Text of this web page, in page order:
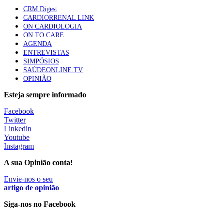
Quase quatro em cada dez doentes com enfarte
apresentavam níveis elevados de Lp(a), revela estudo
88 visualizações
Trodelvy aprovado para primeira linha no cancro da
mama triplo negativo metastático em doentes não
elegíveis para inibidores PD-(L)1
61 visualizações
MAIS NOTÍCIAS
Ordem dos Médicos pede simplificação urgente das regras para
atualização de dados dos utentes
10 Ago, 2026|0 Comments
Programa Voltar a Casa para doentes com alta clínica só
avança com Orçamento de 2027
CRM Digest
CARDIORRENAL LINK
ON CARDIOLOGIA
ON TO CARE
AGENDA
ENTREVISTAS
SIMPÓSIOS
SAÚDEONLINE.TV
OPINIÃO
Esteja sempre informado
Facebook
Twitter
Linkedin
Youtube
Instagram
A sua Opinião conta!
Envie-nos o seu
artigo de opinião
Siga-nos no Facebook